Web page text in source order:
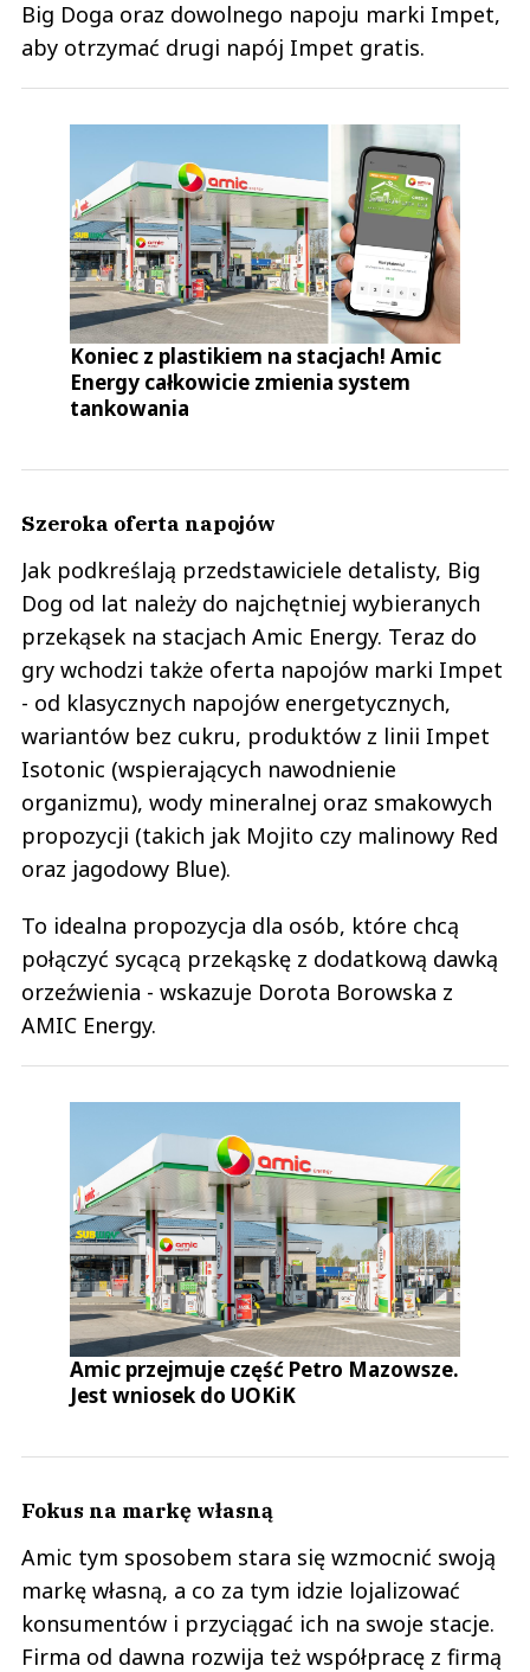
Big Doga oraz dowolnego napoju marki Impet,
aby otrzymać drugi napój Impet gratis.
Koniec z plastikiem na stacjach! Amic
Energy całkowicie zmienia system
tankowania
Szeroka oferta napojów
Jak podkreślają przedstawiciele detalisty, Big
Dog od lat należy do najchętniej wybieranych
przekąsek na stacjach Amic Energy. Teraz do
gry wchodzi także oferta napojów marki Impet
- od klasycznych napojów energetycznych,
wariantów bez cukru, produktów z linii Impet
Isotonic (wspierających nawodnienie
organizmu), wody mineralnej oraz smakowych
propozycji (takich jak Mojito czy malinowy Red
oraz jagodowy Blue).
To idealna propozycja dla osób, które chcą
połączyć sycącą przekąskę z dodatkową dawką
orzeźwienia - wskazuje Dorota Borowska z
AMIC Energy.
Amic przejmuje część Petro Mazowsze.
Jest wniosek do UOKiK
Fokus na markę własną
Amic tym sposobem stara się wzmocnić swoją
markę własną, a co za tym idzie lojalizować
konsumentów i przyciągać ich na swoje stacje.
Firma od dawna rozwija też współpracę z firmą